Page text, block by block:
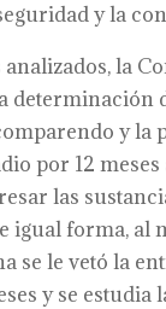
y la
la
determinación
y la
por 12
las
igual forma, al
se le vetó la
y se estudia